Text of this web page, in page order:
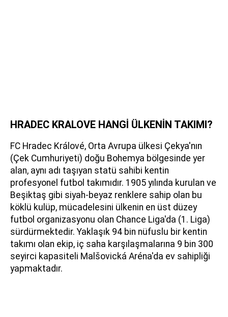
HRADEC KRALOVE HANGİ ÜLKENİN TAKIMI?
FC Hradec Králové, Orta Avrupa ülkesi Çekya'nın
(Çek Cumhuriyeti) doğu Bohemya bölgesinde yer
alan, aynı adı taşıyan statü sahibi kentin
profesyonel futbol takımıdır. 1905 yılında kurulan ve
Beşiktaş gibi siyah-beyaz renklere sahip olan bu
köklü kulüp, mücadelesini ülkenin en üst düzey
futbol organizasyonu olan Chance Liga'da (1. Liga)
sürdürmektedir. Yaklaşık 94 bin nüfuslu bir kentin
takımı olan ekip, iç saha karşılaşmalarına 9 bin 300
seyirci kapasiteli Malšovická Aréna'da ev sahipliği
yapmaktadır.